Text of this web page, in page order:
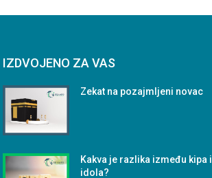
IZDVOJENO ZA VAS
Zekat na pozajmljeni novac
Kakva je razlika između kipa i
idola?